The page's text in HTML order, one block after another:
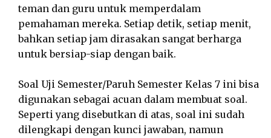
teman dan guru untuk memperdalam
pemahaman mereka. Setiap detik, setiap menit,
bahkan setiap jam dirasakan sangat berharga
untuk bersiap-siap dengan baik.
Soal Uji Semester/Paruh Semester Kelas 7 ini bisa
digunakan sebagai acuan dalam membuat soal.
Seperti yang disebutkan di atas, soal ini sudah
dilengkapi dengan kunci jawaban, namun